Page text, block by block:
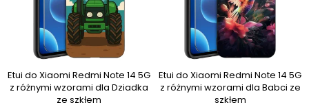
Etui do Xiaomi Redmi Note 14 5G
z różnymi wzorami dla Dziadka
ze szkłem
Etui do Xiaomi Redmi Note 14 5G
z różnymi wzorami dla Babci ze
szkłem